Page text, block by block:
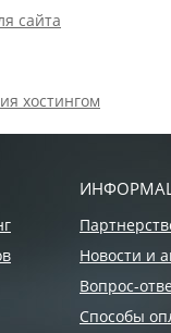
сайта
хостингом
Новости и
Вопрос-
Способы